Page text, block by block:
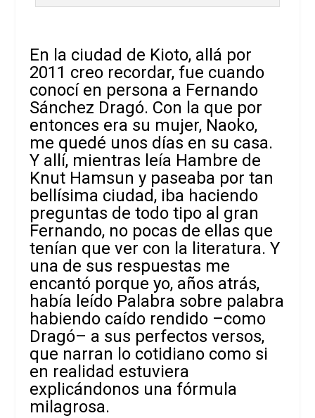
En la ciudad de Kioto, allá por
2011 creo recordar, fue cuando
conocí en persona a Fernando
Sánchez Dragó. Con la que por
entonces era su mujer, Naoko,
me quedé unos días en su casa.
Y allí, mientras leía Hambre de
Knut Hamsun y paseaba por tan
bellísima ciudad, iba haciendo
preguntas de todo tipo al gran
Fernando, no pocas de ellas que
tenían que ver con la literatura. Y
una de sus respuestas me
encantó porque yo, años atrás,
había leído Palabra sobre palabra
habiendo caído rendido –como
Dragó– a sus perfectos versos,
que narran lo cotidiano como si
en realidad estuviera
explicándonos una fórmula
milagrosa.